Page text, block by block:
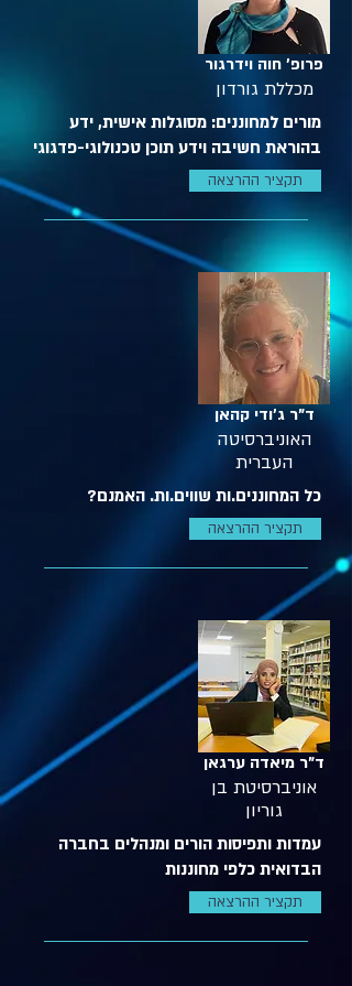
פרופ' חוה וידרגור
מכללת גורדון
מורים למחוננים: מסוגלות אישית, ידע
בהוראת חשיבה וידע תוכן טכנולוגי-פדגוגי
תקציר ההרצאה
ד"ר ג'ודי קהאן
האוניברסיטה
העברית
כל המחוננים.ות שווים.ות. האמנם?
תקציר ההרצאה
ד"ר מיאדה ערגאן
אוניברסיטת בן
גוריון
עמדות ותפיסות הורים ומנהלים בחברה
הבדואית כלפי מחוננות
תקציר ההרצאה